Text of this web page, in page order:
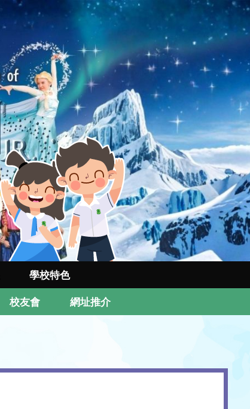
學校特色
校友會 網址推介